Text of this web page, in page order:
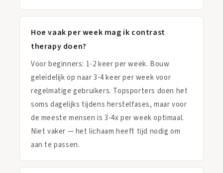
Hoe vaak per week mag ik contrast
therapy doen?
Voor beginners: 1-2 keer per week. Bouw
geleidelijk op naar 3-4 keer per week voor
regelmatige gebruikers. Topsporters doen het
soms dagelijks tijdens herstelfases, maar voor
de meeste mensen is 3-4x per week optimaal.
Niet vaker — het lichaam heeft tijd nodig om
aan te passen.